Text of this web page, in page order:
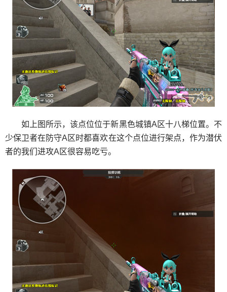
如上图所示，该点位位于新黑色城镇A区十八梯位置。不
少保卫者在防守A区时都喜欢在这个点位进行架点，作为潜伏
者的我们进攻A区很容易吃亏。